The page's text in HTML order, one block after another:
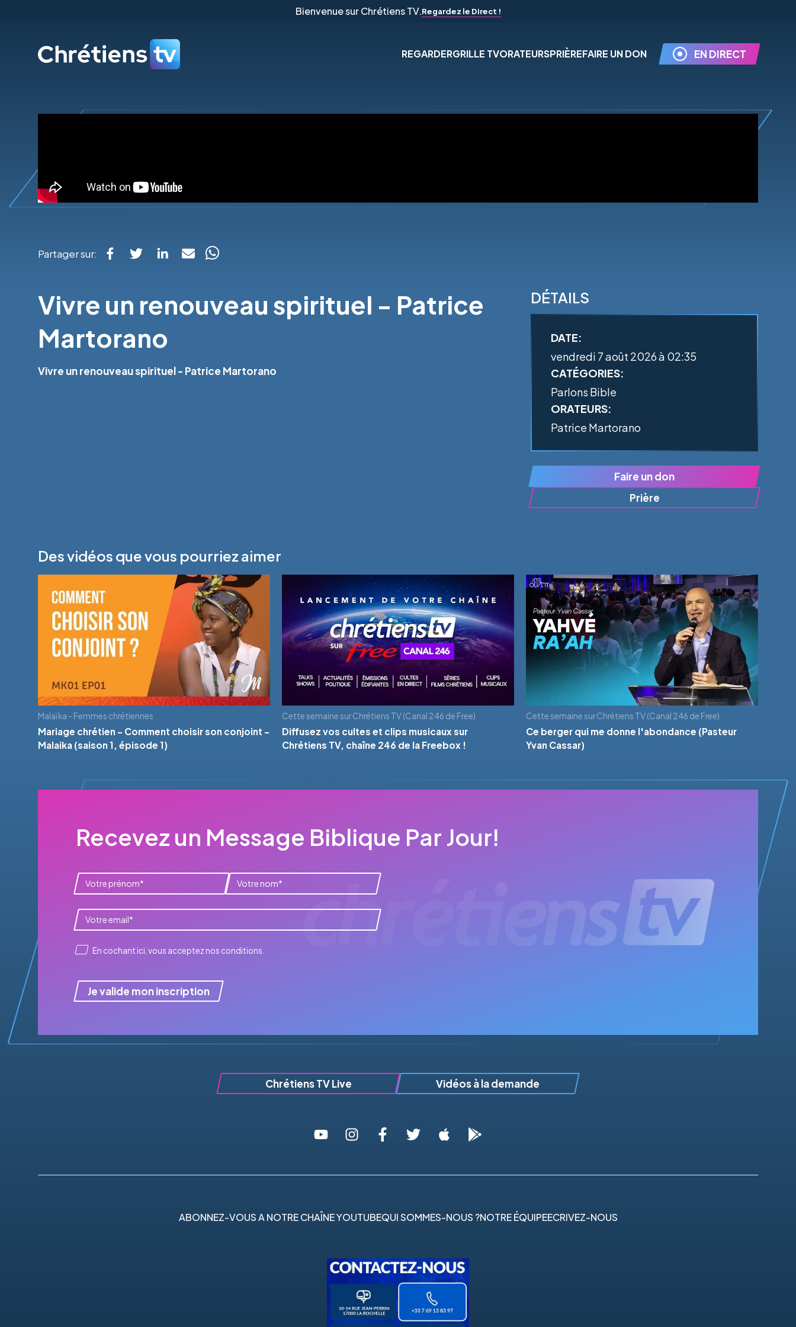
Bienvenue sur Chrétiens TV.Regardez le Direct !
REGARDERGRILLE TVORATEURSPRIÈREFAIRE UN DON EN DIRECT
Partager sur:
Vivre un renouveau spirituel - Patrice
Martorano
Vivre un renouveau spirituel - Patrice Martorano
DÉTAILS
DATE:
vendredi 7 août 2026 à 02:35
CATÉGORIES:
Parlons Bible
ORATEURS:
Patrice Martorano
Faire un don
Prière
Des vidéos que vous pourriez aimer
Malaïka - Femmes chrétiennes
Mariage chrétien - Comment choisir son conjoint -
Malaika (saison 1, épisode 1)
Cette semaine sur Chrétiens TV (Canal 246 de Free)
Diffusez vos cultes et clips musicaux sur
Chrétiens TV, chaîne 246 de la Freebox !
Cette semaine sur Chrétiens TV (Canal 246 de Free)
Ce berger qui me donne l'abondance (Pasteur
Yvan Cassar)
Recevez un Message Biblique Par Jour!
En cochant ici, vous acceptez nos conditions
Je valide mon inscription
Chrétiens TV Live Vidéos à la demande
ABONNEZ-VOUS A NOTRE CHAÎNE YOUTUBEQUI SOMMES-NOUS ?NOTRE ÉQUIPEECRIVEZ-NOUS